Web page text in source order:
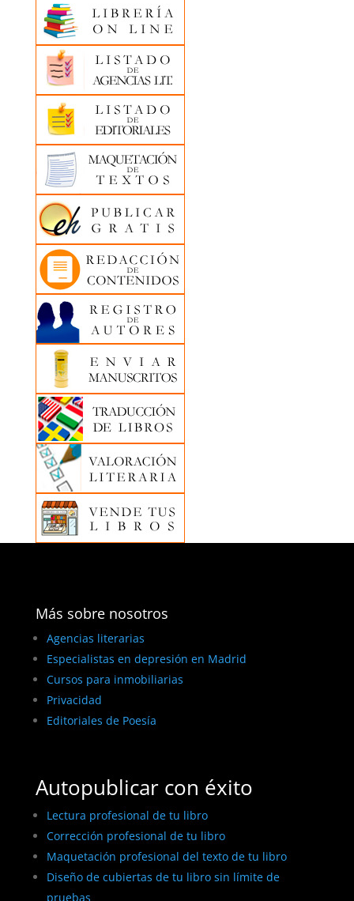
Más sobre nosotros
Agencias literarias
Especialistas en depresión en Madrid
Cursos para inmobiliarias
Privacidad
Editoriales de Poesía
Autopublicar con éxito
Lectura profesional de tu libro
Corrección profesional de tu libro
Maquetación profesional del texto de tu libro
Diseño de cubiertas de tu libro sin límite de
pruebas